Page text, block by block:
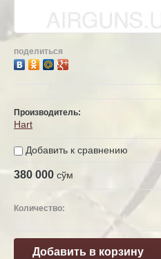
поделиться
Производитель:
Hart
Добавить к сравнению
380 000 сўм
Количество:
Добавить в корзину